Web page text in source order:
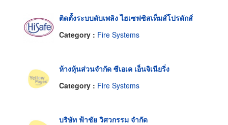
ติดตั้งระบบดับเพลิง ไฮเซฟซิสเท็มส์โปรดักส์
Category : Fire Systems
ห้างหุ้นส่วนจำกัด ซีเอเค เอ็นจิเนียริ่ง
Category : Fire Systems
บริษัท ฟ้าชัย วิศวกรรม จำกัด